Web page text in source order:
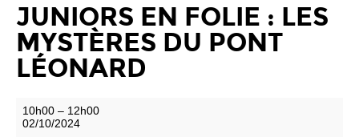
JUNIORS EN FOLIE : LES
MYSTÈRES DU PONT
LÉONARD
Juniors
en
10h00 – 12h00
02/10/2024